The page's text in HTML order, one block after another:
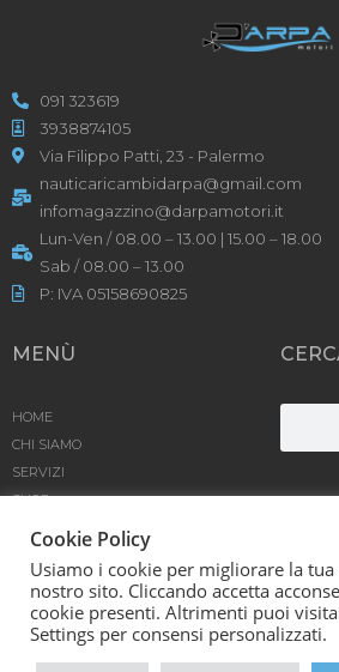
091 323619
3938874105
Via Filippo Patti, 23 - Palermo
nauticaricambidarpa@gmail.com
infomagazzino@darpamotori.it
Lun-Ven / 08.00 – 13.00 | 15.00 – 18.00
Sab / 08.00 – 13.00
P: IVA 05158690825
MENÙ
HOME
CHI SIAMO
SERVIZI
SHOP
CONTATTACI
D’Arpa Motori SRL © [year]
Cookie Policy
Usiamo i cookie per migliorare la tua
nostro sito. Cliccando accetta
cookie presenti. Altrimenti puoi
Settings per consensi personalizzati.